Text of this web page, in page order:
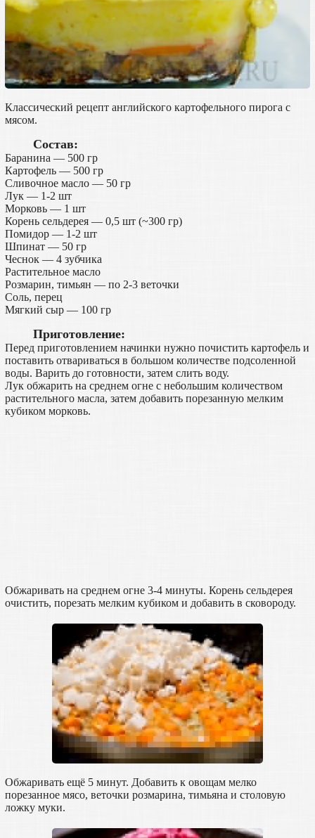
Классический рецепт английского картофельного пирога с
мясом.
Состав:
Баранина — 500 гр
Картофель — 500 гр
Сливочное масло — 50 гр
Лук — 1-2 шт
Морковь — 1 шт
Корень сельдерея — 0,5 шт (~300 гр)
Помидор — 1-2 шт
Шпинат — 50 гр
Чеснок — 4 зубчика
Растительное масло
Розмарин, тимьян — по 2-3 веточки
Соль, перец
Мягкий сыр — 100 гр
Приготовление:
Перед приготовлением начинки нужно почистить картофель и
поставить отвариваться в большом количестве подсоленной
воды. Варить до готовности, затем слить воду.
Лук обжарить на среднем огне с небольшим количеством
растительного масла, затем добавить порезанную мелким
кубиком морковь.
Обжаривать на среднем огне 3-4 минуты. Корень сельдерея
очистить, порезать мелким кубиком и добавить в сковороду.
Обжаривать ещё 5 минут. Добавить к овощам мелко
порезанное мясо, веточки розмарина, тимьяна и столовую
ложку муки.